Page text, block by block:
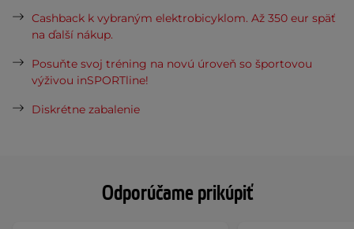
Odporúčame prikúpiť
Cashback k vybraným elektrobicyklom. Až 350 eur späť
na ďalší nákup.
Posuňte svoj tréning na novú úroveň so športovou
výživou inSPORTline!
Diskrétne zabalenie